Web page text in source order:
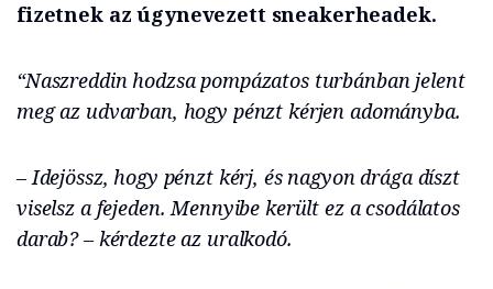
fizetnek az úgynevezett sneakerheadek.
“Naszreddin hodzsa pompázatos turbánban jelent
meg az udvarban, hogy pénzt kérjen adományba.
– Idejössz, hogy pénzt kérj, és nagyon drága díszt
viselsz a fejeden. Mennyibe került ez a csodálatos
darab? – kérdezte az uralkodó.